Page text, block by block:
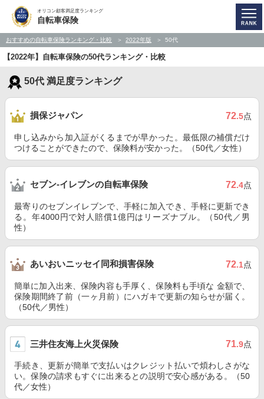
オリコン顧客満足度ランキング
自転車保険
おすすめの自転車保険ランキング・比較 2022年版 50代
【2022年】自転車保険の50代ランキング・比較
50代 満足度ランキング
損保ジャパン 72.5点
申し込みから加入証がくるまでが早かった。最低限の補償だけ
つけることができたので、保険料が安かった。（50代／女性）
セブン‐イレブンの自転車保険 72.4点
最寄りのセブンイレブンで、手軽に加入でき、手軽に更新でき
る。年4000円で対人賠償1億円はリーズナブル。（50代／男
性）
あいおいニッセイ同和損害保険 72.1点
簡単に加入出来、保険内容も手厚く、保険料も手頃な 金額で、
保険期間終了前（一ヶ月前）にハガキで更新の知らせが届く。
（50代／男性）
三井住友海上火災保険 71.9点
手続き、更新が簡単で支払いはクレジット払いで煩わしさがな
い。保険の請求もすぐに出来るとの説明で安心感がある。（50
代／女性）